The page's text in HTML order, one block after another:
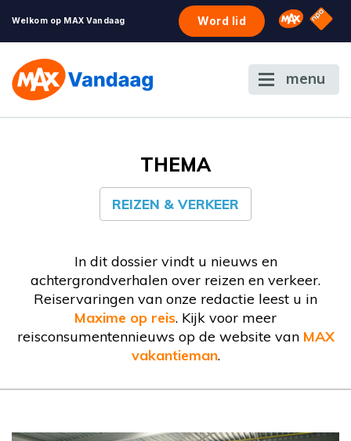
Welkom op MAX Vandaag Word lid Omroep
NPO
menu
THEMA
REIZEN & VERKEER
In dit dossier vindt u nieuws en
achtergrondverhalen over reizen en verkeer.
Reiservaringen van onze redactie leest u in
Maxime op reis. Kijk voor meer
reisconsumentennieuws op de website van MAX
vakantieman.